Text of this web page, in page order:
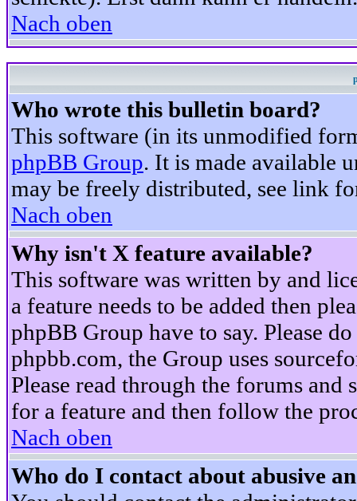
Nach oben
Who wrote this bulletin board?
This software (in its unmodified
phpBB Group. It is made available
may be freely distributed, see link
Nach oben
Why isn't X feature available?
This software was written by and
a feature needs to be added then
phpBB Group have to say. Please
phpbb.com, the Group uses
Please read through the forums
for a feature and then follow the
Nach oben
Who do I contact about abusive